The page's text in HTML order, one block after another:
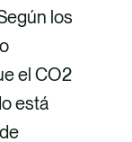
los
el CO2
está